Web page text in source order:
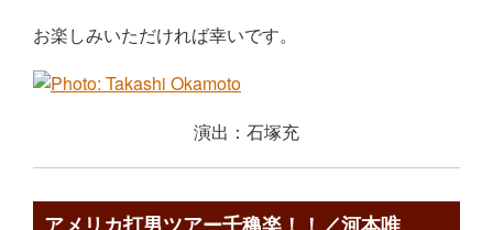
お楽しみいただければ幸いです。
演出：石塚充
アメリカ打男ツアー千穐楽！！／河本唯